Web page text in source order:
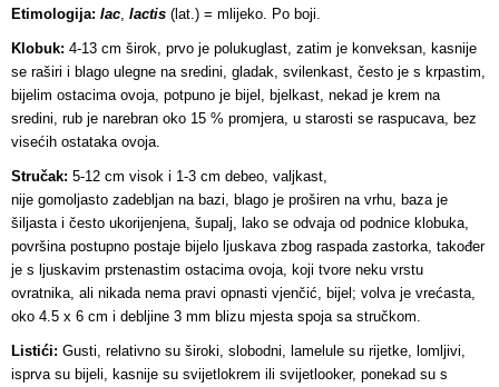
Etimologija: lac, lactis (lat.) = mlijeko. Po boji.
Klobuk: 4-13 cm širok, prvo je polukuglast, zatim je konveksan, kasnije
se raširi i blago ulegne na sredini, gladak, svilenkast, često je s krpastim,
bijelim ostacima ovoja, potpuno je bijel, bjelkast, nekad je krem na
sredini, rub je narebran oko 15 % promjera, u starosti se raspucava, bez
visećih ostataka ovoja.
Stručak: 5-12 cm visok i 1-3 cm debeo, valjkast,
nije gomoljasto zadebljan na bazi, blago je proširen na vrhu, baza je
šiljasta i često ukorijenjena, šupalj, lako se odvaja od podnice klobuka,
površina postupno postaje bijelo ljuskava zbog raspada zastorka, također
je s ljuskavim prstenastim ostacima ovoja, koji tvore neku vrstu
ovratnika, ali nikada nema pravi opnasti vjenčić, bijel; volva je vrećasta,
oko 4.5 x 6 cm i debljine 3 mm blizu mjesta spoja sa stručkom.
Listići: Gusti, relativno su široki, slobodni, lamelule su rijetke, lomljivi,
isprva su bijeli, kasnije su svijetlokrem ili svijetlooker, ponekad su s